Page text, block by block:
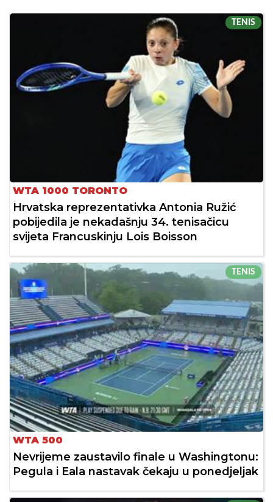
TENIS
WTA 1000 TORONTO
Hrvatska reprezentativka Antonia Ružić
pobijedila je nekadašnju 34. tenisačicu
svijeta Francuskinju Lois Boisson
TENIS
WTA 500
Nevrijeme zaustavilo finale u Washingtonu:
Pegula i Eala nastavak čekaju u ponedjeljak